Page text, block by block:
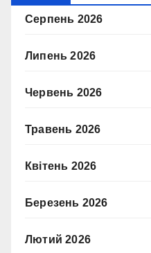
Серпень 2026
Липень 2026
Червень 2026
Травень 2026
Квітень 2026
Березень 2026
Лютий 2026